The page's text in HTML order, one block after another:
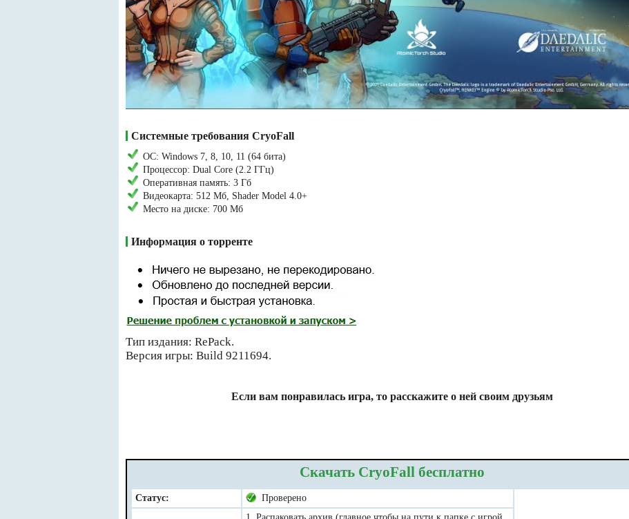
Системные требования CryoFall
ОС: Windows 7, 8, 10, 11 (64 бита)
Процессор: Dual Core (2.2 ГГц)
Оперативная память: 3 Гб
Видеокарта: 512 Мб, Shader Model 4.0+
Место на диске: 700 Мб
Информация о торренте
Тип издания: RePack.
Версия игры: Build 9211694.
Если вам понравилась игра, то расскажите о ней своим друзьям
Скачать CryoFall бесплатно
Статус:
Проверено